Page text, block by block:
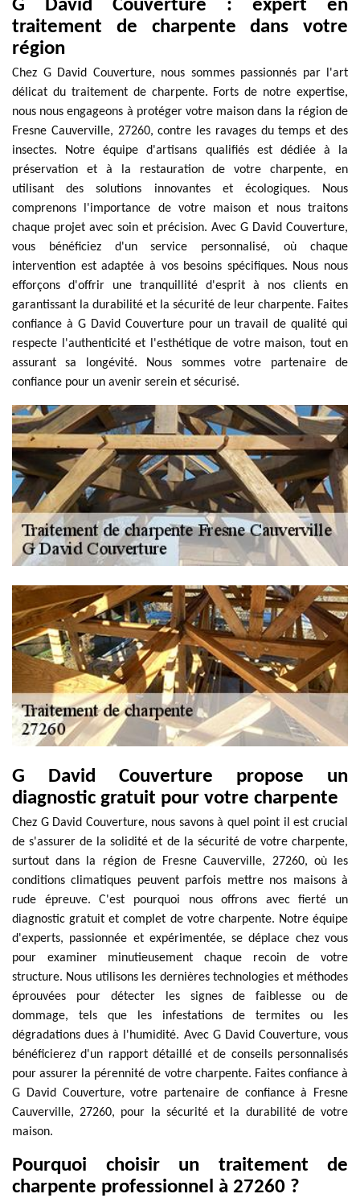
G David Couverture : expert en
traitement de charpente dans votre
région
Chez G David Couverture, nous sommes passionnés par l'art
délicat du traitement de charpente. Forts de notre expertise,
nous nous engageons à protéger votre maison dans la région de
Fresne Cauverville, 27260, contre les ravages du temps et des
insectes. Notre équipe d'artisans qualifiés est dédiée à la
préservation et à la restauration de votre charpente, en
utilisant des solutions innovantes et écologiques. Nous
comprenons l'importance de votre maison et nous traitons
chaque projet avec soin et précision. Avec G David Couverture,
vous bénéficiez d'un service personnalisé, où chaque
intervention est adaptée à vos besoins spécifiques. Nous nous
efforçons d'offrir une tranquillité d'esprit à nos clients en
garantissant la durabilité et la sécurité de leur charpente. Faites
confiance à G David Couverture pour un travail de qualité qui
respecte l'authenticité et l'esthétique de votre maison, tout en
assurant sa longévité. Nous sommes votre partenaire de
confiance pour un avenir serein et sécurisé.
G David Couverture propose un
diagnostic gratuit pour votre charpente
Chez G David Couverture, nous savons à quel point il est crucial
de s'assurer de la solidité et de la sécurité de votre charpente,
surtout dans la région de Fresne Cauverville, 27260, où les
conditions climatiques peuvent parfois mettre nos maisons à
rude épreuve. C'est pourquoi nous offrons avec fierté un
diagnostic gratuit et complet de votre charpente. Notre équipe
d'experts, passionnée et expérimentée, se déplace chez vous
pour examiner minutieusement chaque recoin de votre
structure. Nous utilisons les dernières technologies et méthodes
éprouvées pour détecter les signes de faiblesse ou de
dommage, tels que les infestations de termites ou les
dégradations dues à l'humidité. Avec G David Couverture, vous
bénéficierez d'un rapport détaillé et de conseils personnalisés
pour assurer la pérennité de votre charpente. Faites confiance à
G David Couverture, votre partenaire de confiance à Fresne
Cauverville, 27260, pour la sécurité et la durabilité de votre
maison.
Pourquoi choisir un traitement de
charpente professionnel à 27260 ?